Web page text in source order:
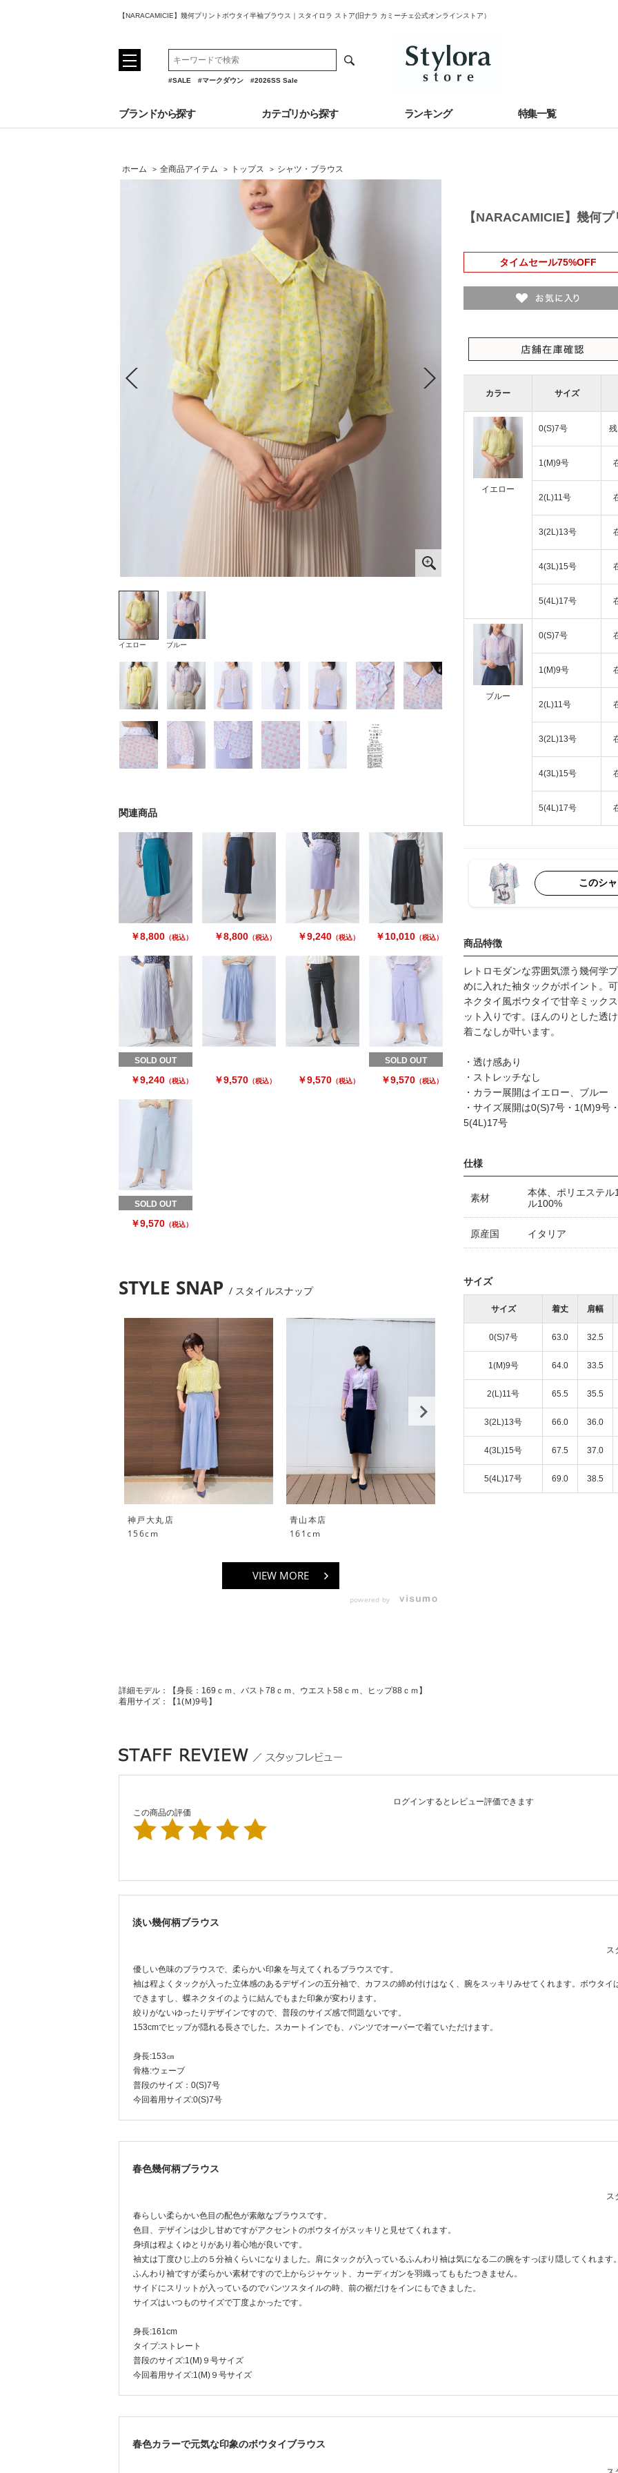
【NARACAMICIE】幾何プリントボウタイ半袖ブラウス｜スタイロラ ストア(旧ナラ カミーチェ公式オンラインストア）
#SALE #マークダウン #2026SS Sale
ブランドから探す カテゴリから探す ランキング 特集一覧
ホーム > 全商品アイテム > トップス > シャツ・ブラウス
イエロー ブルー
関連商品
￥8,800 （税込） ￥8,800 （税込） ￥9,240 （税込） ￥10,010 （税込）
SOLD OUT
￥9,240 （税込） ￥9,570 （税込） ￥9,570 （税込）
SOLD OUT
￥9,570 （税込）
SOLD OUT
￥9,570 （税込）
STYLE SNAP スタイルスナップ
神戸大丸店
156cm
青山本店
161cm
VIEW MORE
powered by
詳細モデル：【身長：169ｃｍ、バスト78ｃｍ、ウエスト58ｃｍ、ヒップ88ｃｍ】
着用サイズ：【1(Ｍ)9号】
【NARACAMICIE】幾何
タイムセール75%OFF
カラー サイズ
イエロー
0(S)7号
1(M)9号
2(L)11号
3(2L)13号
4(3L)15号
5(4L)17号
ブルー
0(S)7号
1(M)9号
2(L)11号
3(2L)13号
4(3L)15号
5(4L)17号
このシ
商品特徴
レトロモダンな雰囲気漂う幾何学
めに入れた袖タックがポイント。
ネクタイ風ボウタイで甘辛ミック
ット入りです。ほんのりとした透
着こなしが叶います。
・透け感あり
・ストレッチなし
・カラー展開はイエロー、ブルー
・サイズ展開は0(S)7号・1(M)9号
5(4L)17号
仕様
素材
本体、ポリエステ
ル100%
原産国 イタリア
サイズ
サイズ 着丈 肩幅
0(S)7号 63.0 32.5
1(M)9号 64.0 33.5
2(L)11号 65.5 35.5
3(2L)13号 66.0 36.0
4(3L)15号 67.5 37.0
5(4L)17号 69.0 38.5
ログインするとレビュー評価できます
この商品の評価
淡い幾何柄ブラウス
ス
優しい色味のブラウスで、柔らかい印象を与えてくれるブラウスです。
袖は程よくタックが入った立体感のあるデザインの五分袖で、カフスの締め付けはなく、腕をスッキリみせてくれます。ボウタ
できますし、蝶ネクタイのように結んでもまた印象が変わります。
絞りがないゆったりデザインですので、普段のサイズ感で問題ないです。
153cmでヒップが隠れる長さでした。スカートインでも、パンツでオーバーで着ていただけます。
身長:153㎝
骨格:ウェーブ
普段のサイズ：0(S)7号
今回着用サイズ:0(S)7号
春色幾何柄ブラウス
ス
春らしい柔らかい色目の配色が素敵なブラウスです。
色目、デザインは少し甘めですがアクセントのボウタイがスッキリと見せてくれます。
身頃は程よくゆとりがあり着心地が良いです。
袖丈は丁度ひじ上の５分袖くらいになりました。肩にタックが入っているふんわり袖は気になる二の腕をすっぽり隠してくれます。
ふんわり袖ですが柔らかい素材ですので上からジャケット、カーディガンを羽織ってももたつきません。
サイドにスリットが入っているのでパンツスタイルの時、前の裾だけをインにもできました。
サイズはいつものサイズで丁度よかったです。
身長:161cm
タイプ:ストレート
普段のサイズ:1(M)９号サイズ
今回着用サイズ:1(M)９号サイズ
春色カラーで元気な印象のボウタイブラウス